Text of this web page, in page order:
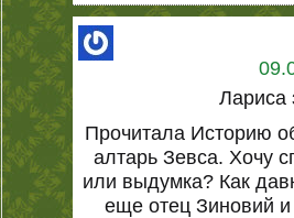
Лариса
Прочитала Историю
алтарь Зевса. Хочу
или выдумка? Как
еще отец Зиновий и